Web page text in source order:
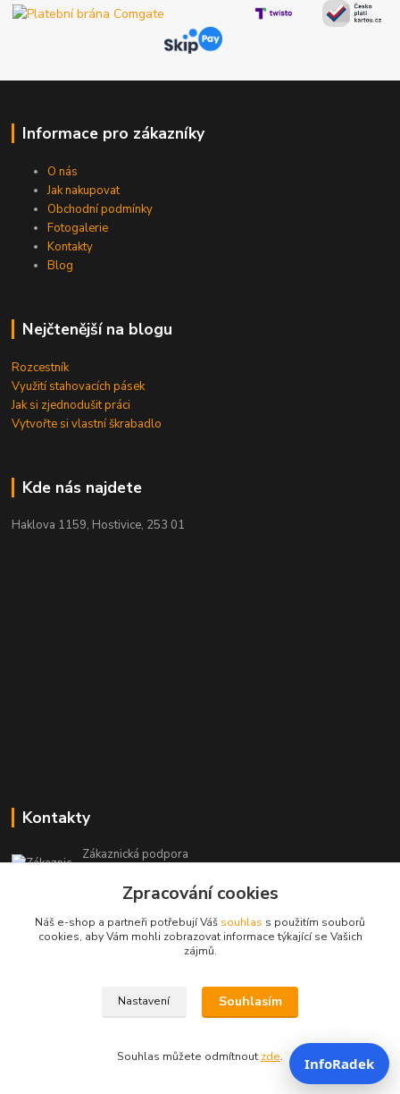
Informace pro zákazníky
O nás
Jak nakupovat
Obchodní podmínky
Fotogalerie
Kontakty
Blog
Nejčtenější na blogu
Rozcestník
Využití stahovacích pásek
Jak si zjednodušit práci
Vytvořte si vlastní škrabadlo
Kde nás najdete
Haklova 1159, Hostivice, 253 01
Kontakty
Zákaznická podpora
(Po-Pá, 9-19 hod.)
info@infoproinfo.cz
RadovanCZ 2023-25
Eshop-rychle.cz
Zpracování cookies
Náš e-shop a partneři potřebují Váš souhlas s použitím souborů
cookies, aby Vám mohli zobrazovat informace týkající se Vašich
zájmů.
Nastavení Souhlasím
Souhlas můžete odmítnout zde. InfoRadek